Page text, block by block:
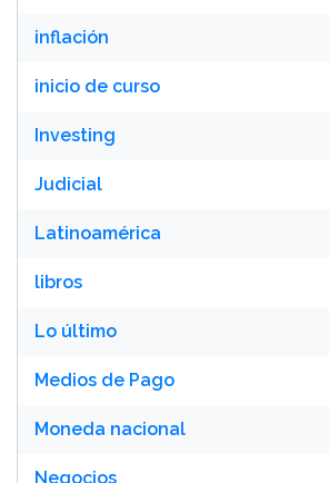
inflación
inicio de curso
Investing
Judicial
Latinoamérica
libros
Lo último
Medios de Pago
Moneda nacional
Negocios